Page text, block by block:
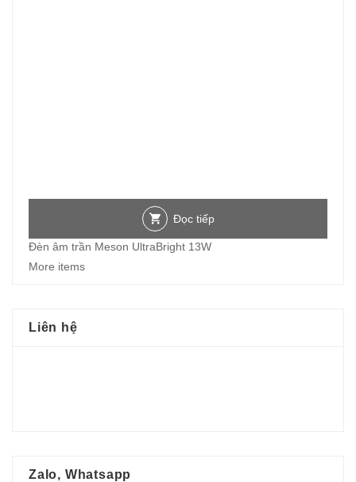
Đọc tiếp
Đèn âm trần Meson UltraBright 13W
More items
Liên hệ
Zalo, Whatsapp